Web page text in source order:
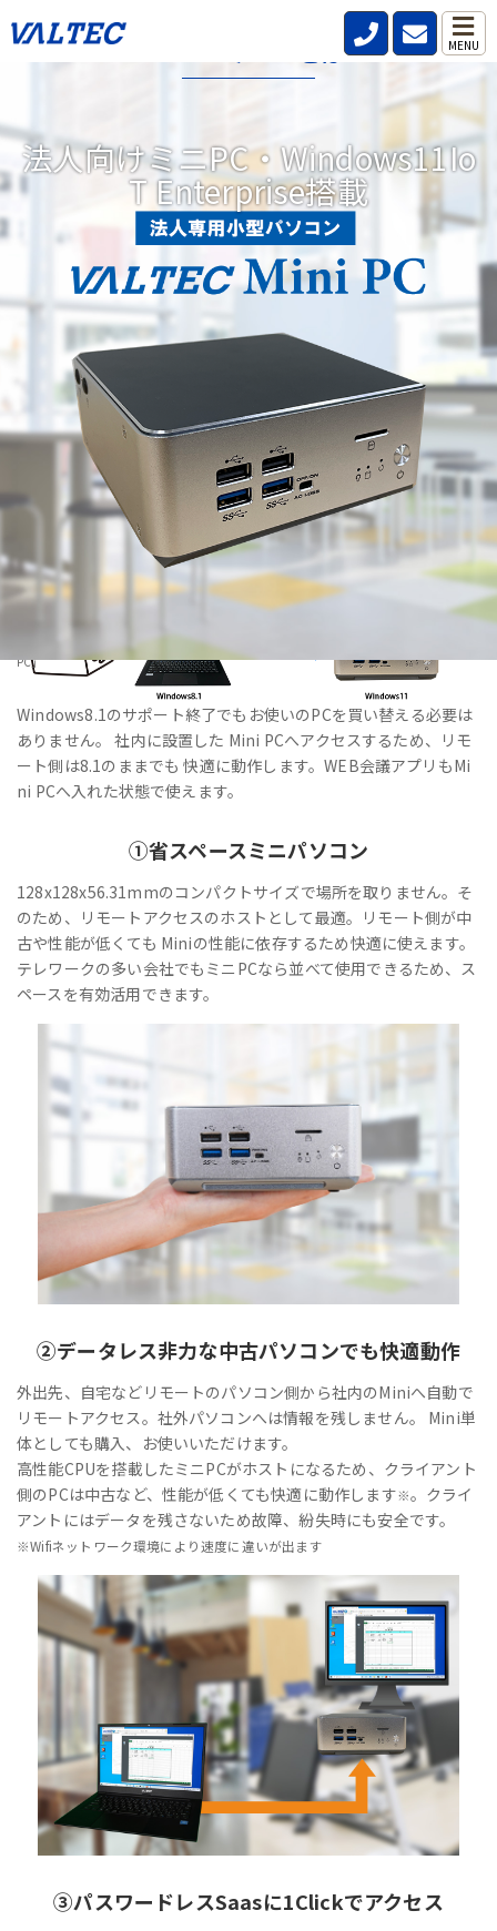
MENU
製品・サービス 法人向けPC・Windows11IoT Enterprise搭載「VALTEC Mini
PC」
法人向けミニPC・Windows11Io
T Enterprise搭載
VALTECミニPCとは?
データレス、パスワードレス、強固なセキュリティ機能を標準搭
載した小型パソコンです。
リモートワークが当たり前の時代にどこからでも安全、快適、効
率的な働き方を実現。DXにつながる3つの機能を備えています。
Windows8.1のサポート終了でもお使いのPCを買い替える必要は
ありません。 社内に設置した Mini PCへアクセスするため、リモ
ート側は8.1のままでも 快適に動作します。WEB会議アプリもMi
ni PCへ入れた状態で使えます。
①省スペースミニパソコン
128x128x56.31mmのコンパクトサイズで場所を取りません。そ
のため、リモートアクセスのホストとして最適。リモート側が中
古や性能が低くても Miniの性能に依存するため快適に使えます。
テレワークの多い会社でもミニPCなら並べて使用できるため、ス
ペースを有効活用できます。
②データレス非力な中古パソコンでも快適動作
外出先、自宅などリモートのパソコン側から社内のMiniへ自動で
リモートアクセス。社外パソコンへは情報を残しません。 Mini単
体としても購入、お使いいただけます。
高性能CPUを搭載したミニPCがホストになるため、クライアント
側のPCは中古など、性能が低くても快適に動作します※。クライ
アントにはデータを残さないため故障、紛失時にも安全です。
※Wifiネットワーク環境により速度に違いが出ます
③パスワードレスSaasに1Clickでアクセス